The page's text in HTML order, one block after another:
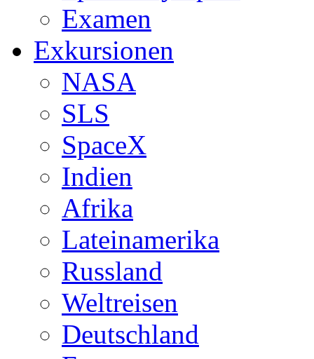
Examen
Exkursionen
NASA
SLS
SpaceX
Indien
Afrika
Lateinamerika
Russland
Weltreisen
Deutschland